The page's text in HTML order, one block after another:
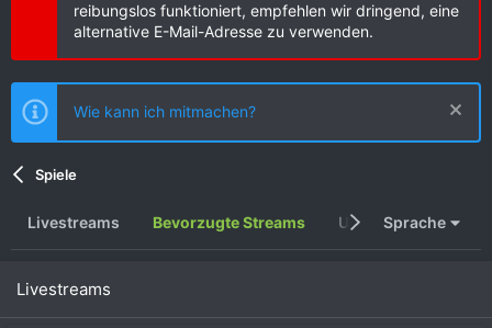
reibungslos funktioniert, empfehlen wir dringend, eine
alternative E-Mail-Adresse zu verwenden.
Wie kann ich mitmachen?
Spiele
Sprache
Livestreams Bevorzugte Streams Unkategorisiert
Livestreams